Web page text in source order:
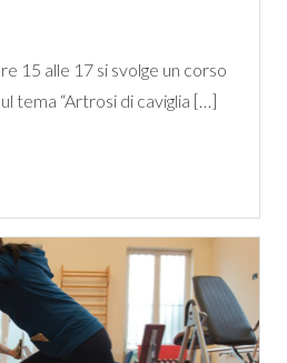
15 alle 17 si svolge un corso
tema “Artrosi di caviglia […]